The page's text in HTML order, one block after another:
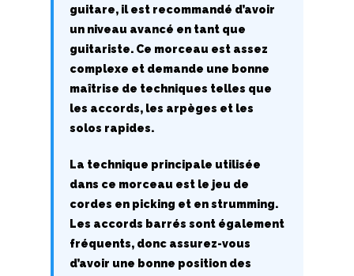
guitare, il est recommandé d’avoir
un niveau avancé en tant que
guitariste. Ce morceau est assez
complexe et demande une bonne
maîtrise de techniques telles que
les accords, les arpèges et les
solos rapides.
La technique principale utilisée
dans ce morceau est le jeu de
cordes en picking et en strumming.
Les accords barrés sont également
fréquents, donc assurez-vous
d’avoir une bonne position des
D
E
F
G
I
J
K